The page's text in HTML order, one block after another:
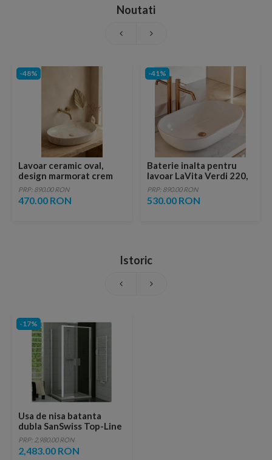
Noutati
-48%
Lavoar ceramic oval,
design marmorat crem
lucios cu vene aurii,
ventil inclus
PRP: 890.00 RON
470.00 RON
-41%
Baterie inalta pentru
lavoar LaVita Verdi 220,
fara ventil, brushed
copper
PRP: 890.00 RON
530.00 RON
Istoric
-17%
Usa de nisa batanta
dubla SanSwiss Top-Line
TOPP2 70xH190 cm
PRP: 2,980.00 RON
2,483.00 RON